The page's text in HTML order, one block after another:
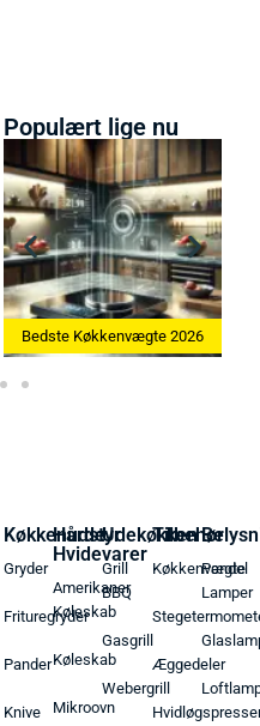
Populært lige nu
Bedste Køkkenvægte 2026
Køkkenudstyr
Gryder
Frituregryder
Pander
Knive
Hårde
Hvidevarer
Amerikaner
Køleskab
Køleskab
Mikroovn
Udekøkken
Grill
BBQ
Gasgrill
Webergrill
Tilbehør
Køkkenvægte
Æggedeler
Pendel
Lamper